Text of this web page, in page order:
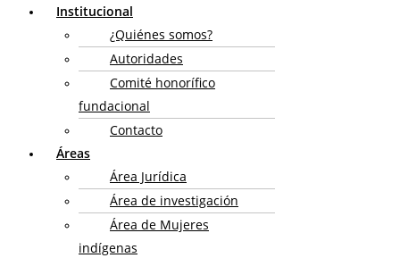
Institucional
¿Quiénes somos?
Autoridades
Comité honorífico
fundacional
Contacto
Áreas
Área Jurídica
Área de investigación
Área de Mujeres
indígenas